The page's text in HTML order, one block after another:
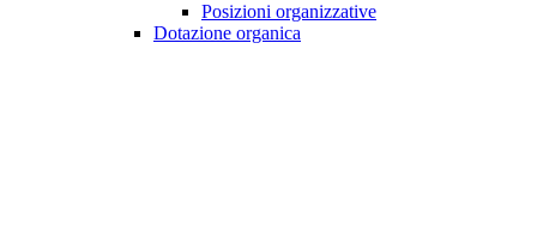
Posizioni organizzative
Dotazione organica